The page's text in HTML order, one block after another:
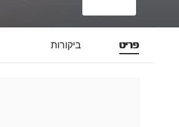
פריט ביקורות